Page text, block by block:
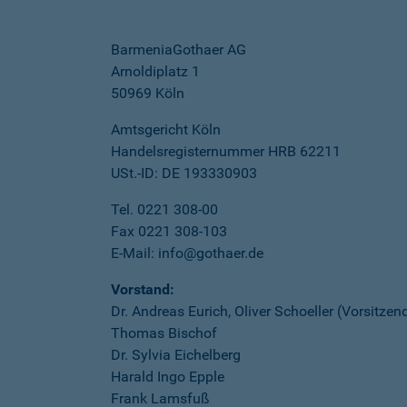
BarmeniaGothaer AG
Arnoldiplatz 1
50969 Köln
Amtsgericht Köln
Handelsregisternummer HRB 62211
USt.-ID: DE 193330903
Tel. 0221 308-00
Fax 0221 308-103
E-Mail: info@gothaer.de
Vorstand:
Dr. Andreas Eurich, Oliver Schoeller
Thomas Bischof
Dr. Sylvia Eichelberg
Harald Ingo Epple
Frank Lamsfuß